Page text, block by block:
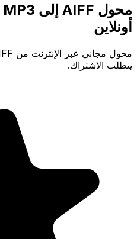
أونلاين
يتطلب الاشتراك.